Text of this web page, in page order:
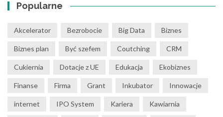
Popularne
Akcelerator Bezrobocie Big Data Biznes
Biznes plan Być szefem Coutching CRM
Cukiernia Dotacje z UE Edukacja Ekobiznes
Finanse Firma Grant Inkubator Innowacje
internet IPO System Kariera Kawiarnia